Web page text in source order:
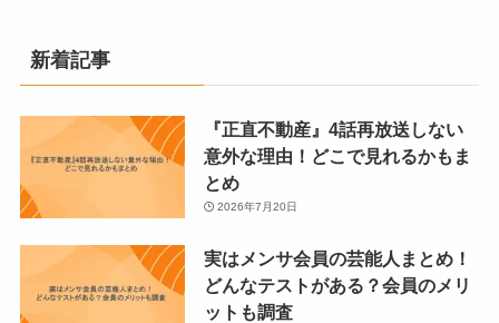
新着記事
『正直不動産』4話再放送しない
意外な理由！どこで見れるかもま
とめ
2026年7月20日
実はメンサ会員の芸能人まとめ！
どんなテストがある？会員のメリ
ットも調査